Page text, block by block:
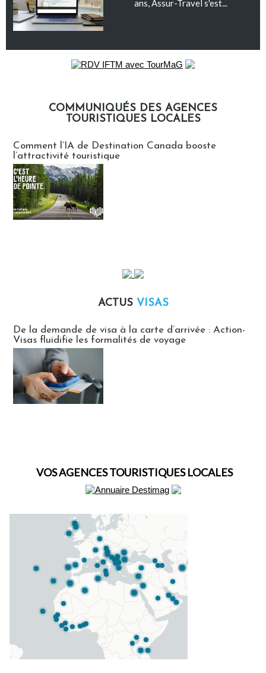
ans, Assur-Travel s'est...
COMMUNIQUÉS DES AGENCES
TOURISTIQUES LOCALES
Comment l’IA de Destination Canada booste
l’attractivité touristique
ACTUS VISAS
De la demande de visa à la carte d’arrivée : Action-
Visas fluidifie les formalités de voyage
VOS AGENCES TOURISTIQUES LOCALES